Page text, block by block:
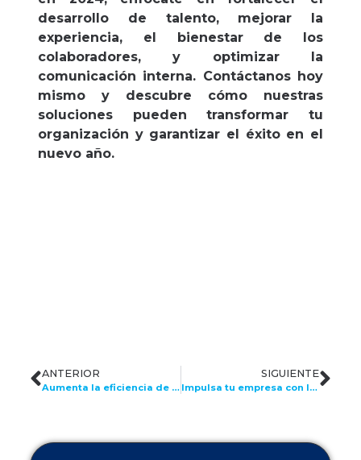
desarrollo de talento, mejorar la
experiencia, el bienestar de los
colaboradores, y optimizar la
comunicación interna. Contáctanos hoy
mismo y descubre cómo nuestras
soluciones pueden transformar tu
organización y garantizar el éxito en el
nuevo año.
ANTERIOR
Aumenta la eficiencia de tu nómina con soluciones tecnológicas
SIGUIENTE
Impulsa tu empresa con las soluciones de Capital Humano de ARCH LATAM